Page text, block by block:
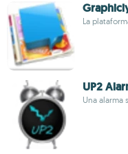
La
UP2
Una alarma